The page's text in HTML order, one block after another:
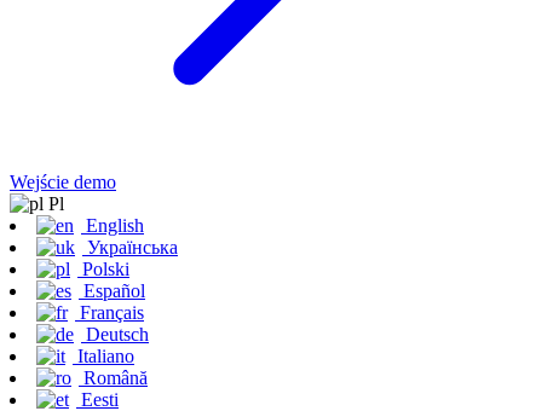
Wejście demo
Pl
English
Українська
Polski
Español
Français
Deutsch
Italiano
Română
Eesti